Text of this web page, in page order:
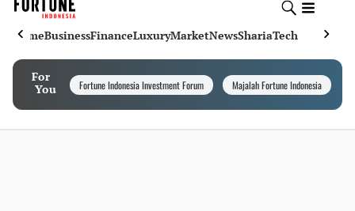
HomeBusinessFinanceLuxuryMarketNewsShariaTech
For
You
Fortune Indonesia Investment Forum Majalah Fortune Indonesia